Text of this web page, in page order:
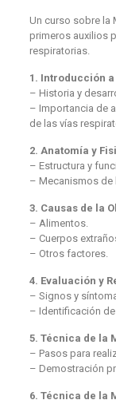
Un curso sobre la
primeros auxilios
respiratorias.
1. Introducción
– Historia y
– Importancia de
de las vías
2. Anatomía y
– Estructura y
– Mecanismos de
3. Causas de la
– Alimentos.
– Cuerpos
– Otros factores.
4. Evaluación y
– Signos y
– Identificación
5. Técnica de la
– Pasos para
– Demostración
6. Técnica de la